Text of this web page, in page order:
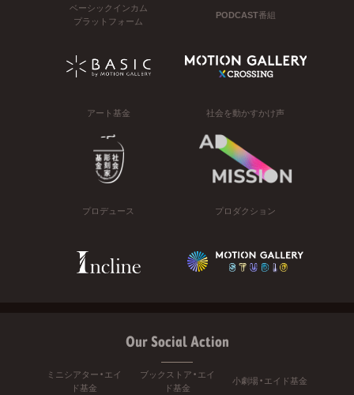
ベーシックインカム
プラットフォーム
PODCAST番組
アート基金 社会を動かすかけ声
プロデュース プロダクション
Our Social Action
ミニシアター・エイ
ド基金
ブックストア・エイ
ド基金
小劇場・エイド基金